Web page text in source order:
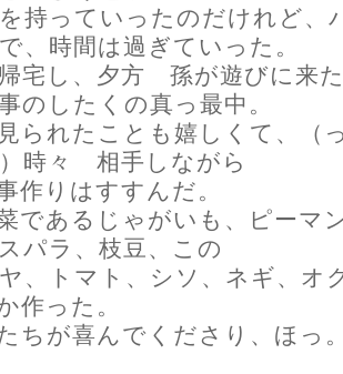
持っていったのだけれど、
、時間は過ぎていった。
宅し、夕方 孫が遊びに来
のしたくの真っ最中。
られたことも嬉しくて、
時々 相手しながら
作りはすすんだ。
であるじゃがいも、ピーマ
パラ、枝豆、この
、トマト、シソ、ネギ、オ
作った。
ちが喜んでくださり、ほっ